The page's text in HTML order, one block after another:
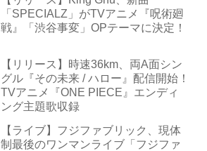
「SPECIALZ」がTVアニメ『呪術廻
戦』「渋谷事変」OPテーマに決定！
【リリース】時速36km、両A面シン
グル『その未来 / ハロー』配信開始！
TVアニメ『ONE PIECE』エンディ
ング主題歌収録
【ライブ】フジファブリック、現体
制最後のワンマンライブ「フジファ